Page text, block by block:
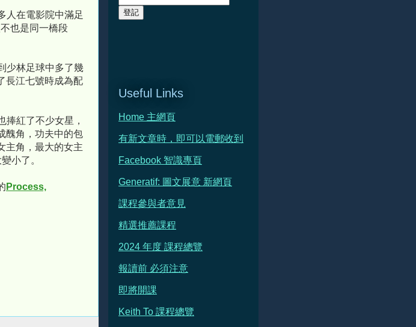
人在電影院中滿足
也是同一橋段
少林足球中多了幾
長江七號時成為配
捧紅了不少女星，
醜角，功夫中的包
主角，最大的女主
小了。
Process,
Useful Links
Home 主網頁
有新文章時，即可以電郵收到
Facebook 智識專頁
Generatif: 圖文展意 新網頁
課程參與者意見
精選推薦課程
2024 年度 課程總覽
報讀前 必須注意
即將開課
Keith To 課程總覽